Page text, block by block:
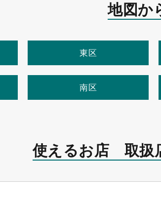
地図か
東区
南区
使えるお店 取扱